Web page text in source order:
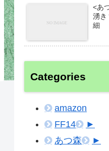
<あ
湧き
細
Categories
amazon
FF14
►
あつ森
►